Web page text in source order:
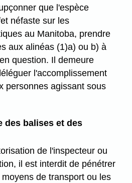
que l'espèce
néfaste sur les
au Manitoba, prendre
aux alinéas (1)a) ou b) à
question. Il demeure
l'accomplissement
personnes agissant sous
des balises et des
de l'inspecteur ou
il est interdit de pénétrer
de transport ou les